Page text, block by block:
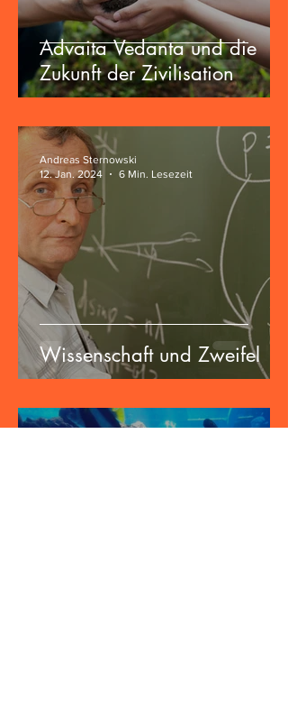
Advaita Vedanta und die
Zukunft der Zivilisation
Wissenschaft und Zweifel
Andreas Sternowski
12. Jan. 2024
6 Min. Lesezeit